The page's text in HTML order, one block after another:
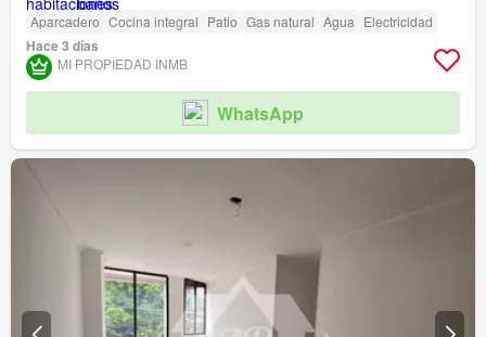
Aparcadero Cocina integral Patio Gas natural Agua Electricidad
Hace 3 días
MI PROPIEDAD INMB
WhatsApp